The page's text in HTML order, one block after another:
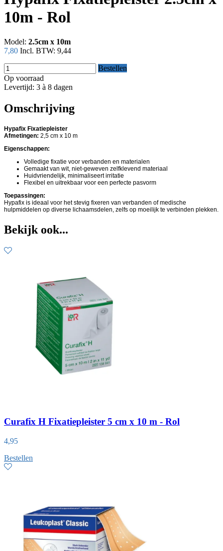
10m - Rol
Model: 2.5cm x 10m
7,80 Incl. BTW: 9,44
Bestellen
Op voorraad
Levertijd: 3 à 8 dagen
Omschrijving
Hypafix Fixatiepleister
Afmetingen: 2,5 cm x 10 m
Eigenschappen:
Volledige fixatie voor verbanden en materialen
Gemaakt van wit, niet-geweven zelfklevend materiaal
Huidvriendelijk, minimaliseert irritatie
Flexibel en uitrekbaar voor een perfecte pasvorm
Toepassingen:
Hypafix is ideaal voor het stevig fixeren van verbanden of medische
hulpmiddelen op diverse lichaamsdelen, zelfs op moeilijk te verbinden plekken.
Bekijk ook...
Curafix H Fixatiepleister 5 cm x 10 m - Rol
4,95
Bestellen